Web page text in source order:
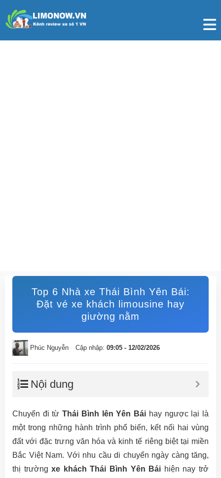
Top 6 Nhà xe Thái Bình Yên Bái:
Đặt vé xe khách limousine hay
giường nằm
Phúc Nguyễn Cập nhập: 09:05 - 12/02/2026
Nội dung
Chuyến đi từThái Bình lên Yên Bái hay ngược lại là
một trong những hành trình phổ biến, kết nối hai vùng
đất với đặc trưng văn hóa và kinh tế riêng biệt tại miền
Bắc Việt Nam. Với nhu cầu di chuyển ngày càng tăng,
thị trườngxe khách Thái Bình Yên Bái hiện nay trở